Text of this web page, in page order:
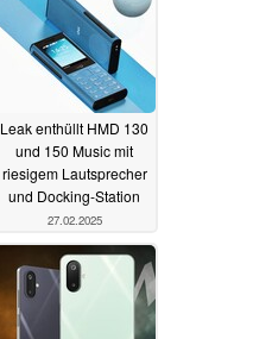
Leak enthüllt HMD 130
und 150 Music mit
riesigem Lautsprecher
und Docking-Station
27.02.2025